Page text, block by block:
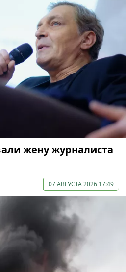
жену журналиста
07 АВГУСТА 2026 17:49